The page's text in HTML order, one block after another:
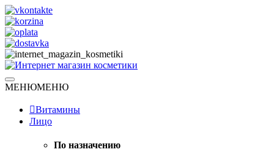
Skip
to
content
Интернет магазин косметики
Натуральная косметика
МЕНЮМЕНЮ
Витамины
Лицо
По назначению